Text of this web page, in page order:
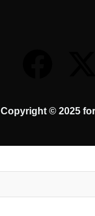
Copyright © 2025